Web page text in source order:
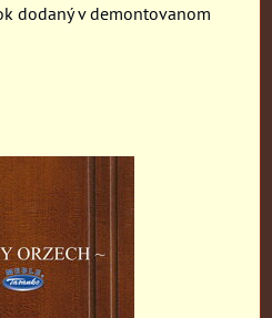
dodaný v demontovanom